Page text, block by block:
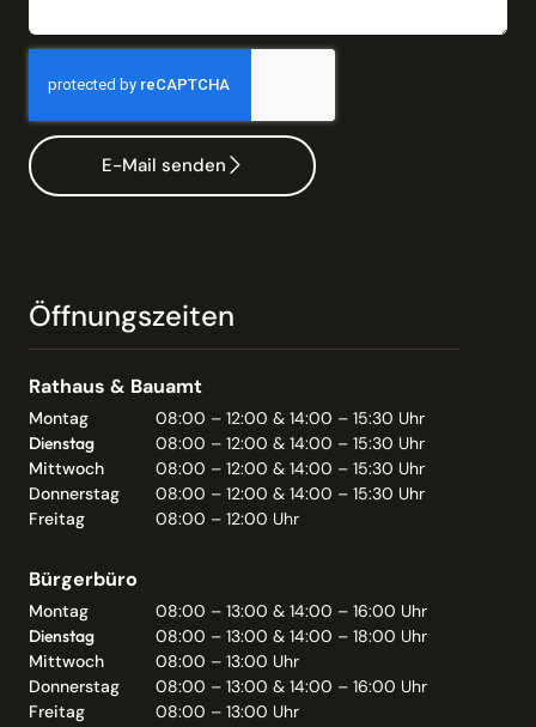
E-Mail senden
Öffnungszeiten
Rathaus & Bauamt
Montag
08:00 – 12:00 & 14:00 – 15:30 Uhr
Dienstag
08:00 – 12:00 & 14:00 – 15:30 Uhr
Mittwoch
08:00 – 12:00 & 14:00 – 15:30 Uhr
Donnerstag
08:00 – 12:00 & 14:00 – 15:30 Uhr
Freitag
08:00 – 12:00 Uhr
Bürgerbüro
Montag
08:00 – 13:00 & 14:00 – 16:00 Uhr
Dienstag
08:00 – 13:00 & 14:00 – 18:00 Uhr
Mittwoch
08:00 – 13:00 Uhr
Donnerstag
08:00 – 13:00 & 14:00 – 16:00 Uhr
Freitag
08:00 – 13:00 Uhr